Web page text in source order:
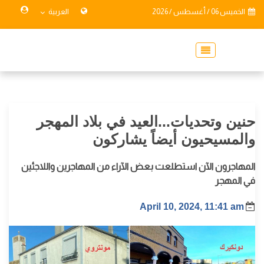
الخميس 06 / أغسطس / 2026 العربية
حنين وتحديات...العيد في بلاد المهجر
والمسيحيون أيضاً يشاركون
المهاجرون الآن استطلعت بعض الآراء من المهاجرين واللاجئين
في المهجر
April 10, 2024, 11:41 am